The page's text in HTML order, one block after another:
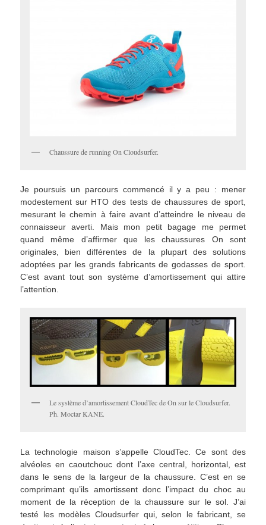
Chaussure de running On Cloudsurfer.
Je poursuis un parcours commencé il y a peu : mener
modestement sur HTO des tests de chaussures de sport,
mesurant le chemin à faire avant d’atteindre le niveau de
connaisseur averti. Mais mon petit bagage me permet
quand même d’affirmer que les chaussures On sont
originales, bien différentes de la plupart des solutions
adoptées par les grands fabricants de godasses de sport.
C’est avant tout son système d’amortissement qui attire
l’attention.
Le système d’amortissement CloudTec de On sur le Cloudsurfer.
Ph. Moctar KANE.
La technologie maison s’appelle CloudTec. Ce sont des
alvéoles en caoutchouc dont l’axe central, horizontal, est
dans le sens de la largeur de la chaussure. C’est en se
comprimant qu’ils amortissent donc l’impact du choc au
moment de la réception de la chaussure sur le sol. J’ai
testé les modèles Cloudsurfer qui, selon le fabricant, se